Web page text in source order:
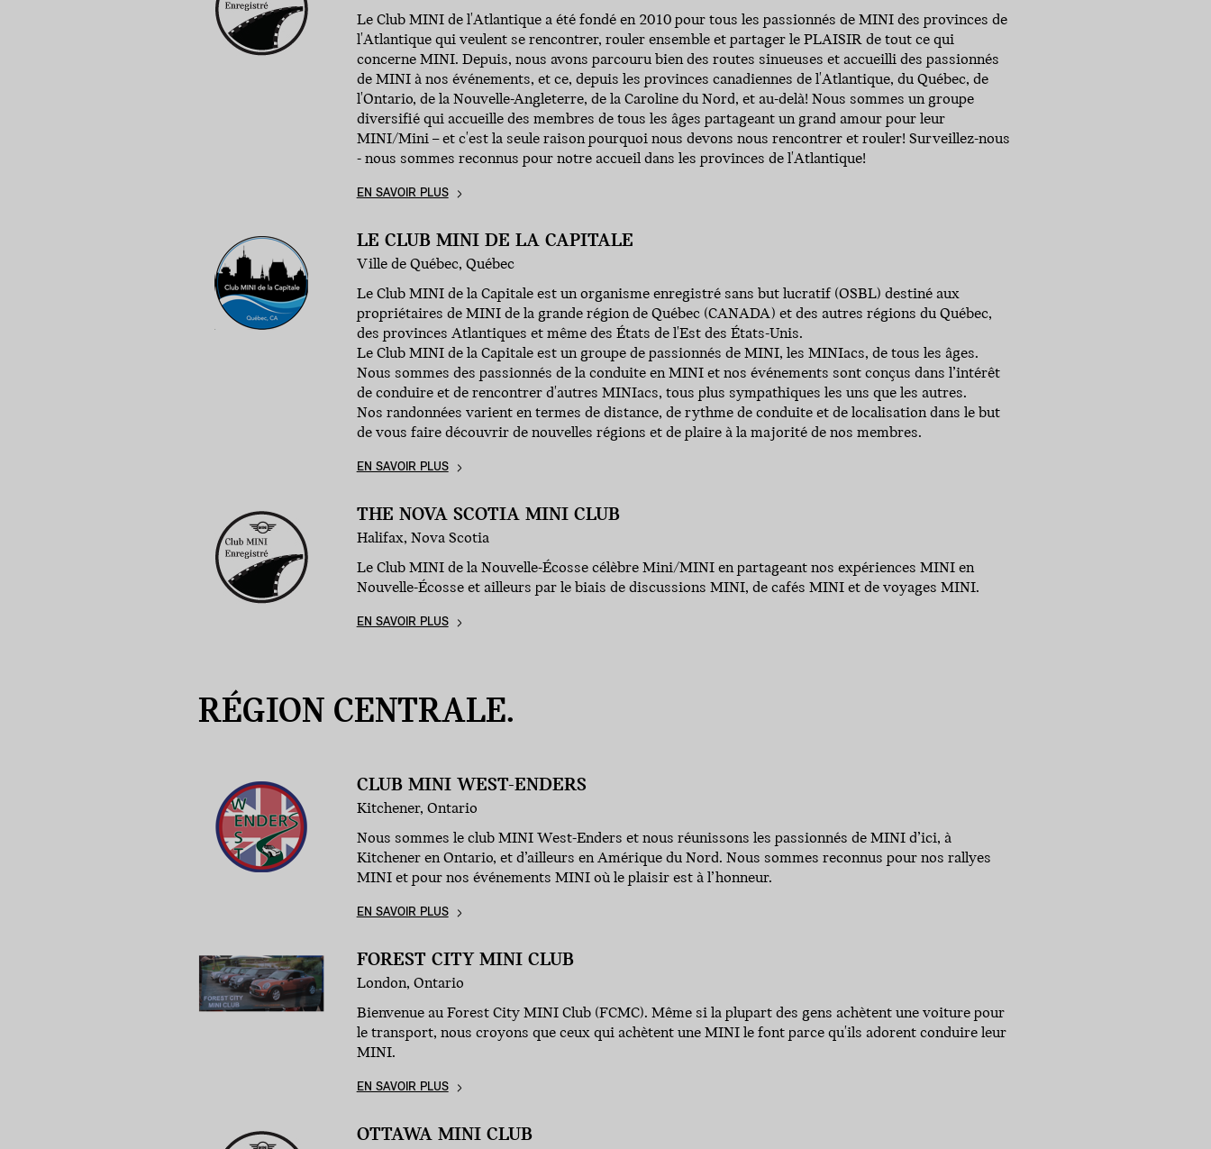
Le Club MINI de l'Atlantique a été fondé en 2010 pour tous les passionnés de MINI des provinces de
l'Atlantique qui veulent se rencontrer, rouler ensemble et partager le PLAISIR de tout ce qui
concerne MINI. Depuis, nous avons parcouru bien des routes sinueuses et accueilli des passionnés
de MINI à nos événements, et ce, depuis les provinces canadiennes de l'Atlantique, du Québec, de
l'Ontario, de la Nouvelle-Angleterre, de la Caroline du Nord, et au-delà! Nous sommes un groupe
diversifié qui accueille des membres de tous les âges partageant un grand amour pour leur
MINI/Mini – et c'est la seule raison pourquoi nous devons nous rencontrer et rouler! Surveillez-nous
- nous sommes reconnus pour notre accueil dans les provinces de l'Atlantique!
EN SAVOIR PLUS
LE CLUB MINI DE LA CAPITALE
Ville de Québec, Québec
Le Club MINI de la Capitale est un organisme enregistré sans but lucratif (OSBL) destiné aux
propriétaires de MINI de la grande région de Québec (CANADA) et des autres régions du Québec,
des provinces Atlantiques et même des États de l'Est des États-Unis.
Le Club MINI de la Capitale est un groupe de passionnés de MINI, les MINIacs, de tous les âges.
Nous sommes des passionnés de la conduite en MINI et nos événements sont conçus dans l’intérêt
de conduire et de rencontrer d'autres MINIacs, tous plus sympathiques les uns que les autres.
Nos randonnées varient en termes de distance, de rythme de conduite et de localisation dans le but
de vous faire découvrir de nouvelles régions et de plaire à la majorité de nos membres.
EN SAVOIR PLUS
THE NOVA SCOTIA MINI CLUB
Halifax, Nova Scotia
Le Club MINI de la Nouvelle-Écosse célèbre Mini/MINI en partageant nos expériences MINI en
Nouvelle-Écosse et ailleurs par le biais de discussions MINI, de cafés MINI et de voyages MINI.
EN SAVOIR PLUS
RÉGION CENTRALE.
CLUB MINI WEST-ENDERS
Kitchener, Ontario
Nous sommes le club MINI West-Enders et nous réunissons les passionnés de MINI d’ici, à
Kitchener en Ontario, et d’ailleurs en Amérique du Nord. Nous sommes reconnus pour nos rallyes
MINI et pour nos événements MINI où le plaisir est à l’honneur.
EN SAVOIR PLUS
FOREST CITY MINI CLUB
London, Ontario
Bienvenue au Forest City MINI Club (FCMC). Même si la plupart des gens achètent une voiture pour
le transport, nous croyons que ceux qui achètent une MINI le font parce qu'ils adorent conduire leur
MINI.
EN SAVOIR PLUS
OTTAWA MINI CLUB